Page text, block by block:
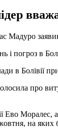
Мадуро
і погроз в
в Болівії
про
Ево Моралес,
на яких